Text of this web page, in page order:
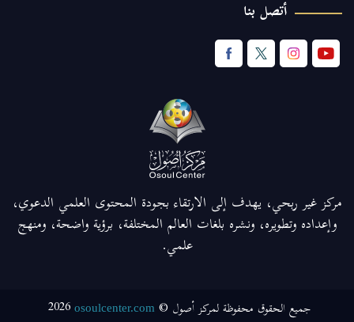
أتصل بنا
مركز غير ربحي، يهدف إلى الارتقاء بجودة المحتوى العلمي الدعوي،
وإعداده وتطويره، ونشره بلغات العالم المختلفة، برؤية واضحة، ومنهج
علمي.
جميع الحقوق محفوظة لمركز أصول © osoulcenter.com
2026